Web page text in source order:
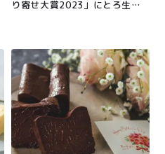
り寄せ大賞2023」にとろ生チ